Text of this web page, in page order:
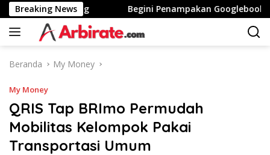
Langsung
ke
konten
Breaking News
Stunting Begini Penampakan Googlebook Bikinan
Beranda My Money
My Money
QRIS Tap BRImo Permudah
Mobilitas Kelompok Pakai
Transportasi Umum